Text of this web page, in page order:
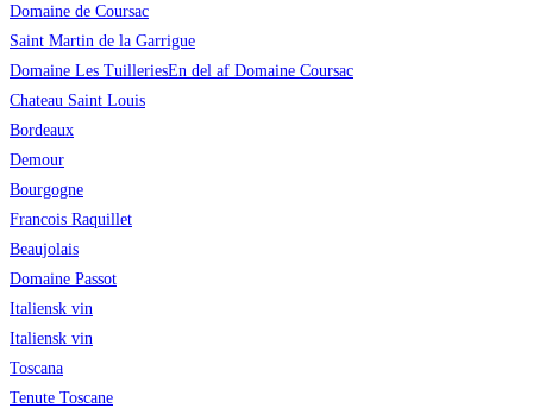
Domaine de Coursac
Saint Martin de la Garrigue
Domaine Les TuilleriesEn del af Domaine Coursac
Chateau Saint Louis
Bordeaux
Demour
Bourgogne
Francois Raquillet
Beaujolais
Domaine Passot
Italiensk vin
Italiensk vin
Toscana
Tenute Toscane